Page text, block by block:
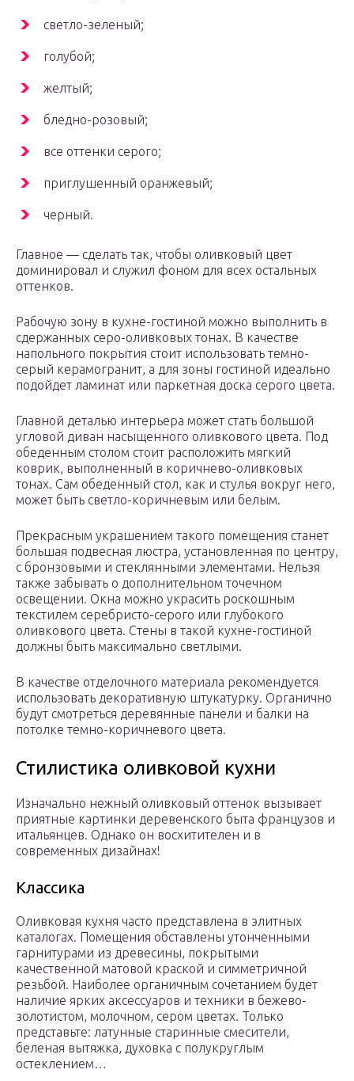
светло-зеленый;
голубой;
желтый;
бледно-розовый;
все оттенки серого;
приглушенный оранжевый;
черный.
Главное — сделать так, чтобы оливковый цвет
доминировал и служил фоном для всех остальных
оттенков.
Рабочую зону в кухне-гостиной можно выполнить в
сдержанных серо-оливковых тонах. В качестве
напольного покрытия стоит использовать темно-
серый керамогранит, а для зоны гостиной идеально
подойдет ламинат или паркетная доска серого цвета.
Главной деталью интерьера может стать большой
угловой диван насыщенного оливкового цвета. Под
обеденным столом стоит расположить мягкий
коврик, выполненный в коричнево-оливковых
тонах. Сам обеденный стол, как и стулья вокруг него,
может быть светло-коричневым или белым.
Прекрасным украшением такого помещения станет
большая подвесная люстра, установленная по центру,
с бронзовыми и стеклянными элементами. Нельзя
также забывать о дополнительном точечном
освещении. Окна можно украсить роскошным
текстилем серебристо-серого или глубокого
оливкового цвета. Стены в такой кухне-гостиной
должны быть максимально светлыми.
В качестве отделочного материала рекомендуется
использовать декоративную штукатурку. Органично
будут смотреться деревянные панели и балки на
потолке темно-коричневого цвета.
Стилистика оливковой кухни
Изначально нежный оливковый оттенок вызывает
приятные картинки деревенского быта французов и
итальянцев. Однако он восхитителен и в
современных дизайнах!
Классика
Оливковая кухня часто представлена в элитных
каталогах. Помещения обставлены утонченными
гарнитурами из древесины, покрытыми
качественной матовой краской и симметричной
резьбой. Наиболее органичным сочетанием будет
наличие ярких аксессуаров и техники в бежево-
золотистом, молочном, сером цветах. Только
представьте: латунные старинные смесители,
беленая вытяжка, духовка с полукруглым
остеклением…